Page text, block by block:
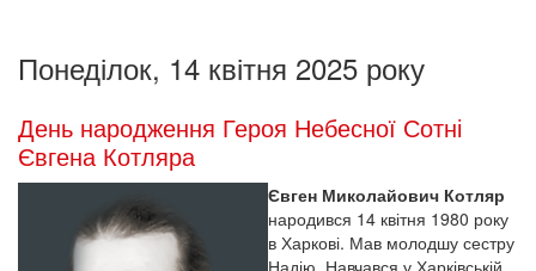
Понеділок, 14 квітня 2025 року
День народження Героя Небесної Сотні
Євгена Котляра
Євген Миколайович Котляр
народився 14 квітня 1980 року
в Харкові. Мав молодшу сестру
Надію. Навчався у Харківській